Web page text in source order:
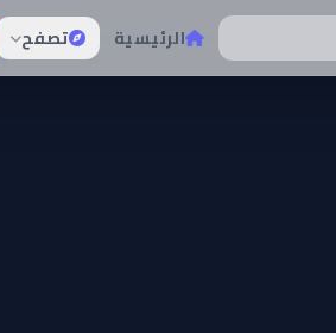
الرئيسية تصفح